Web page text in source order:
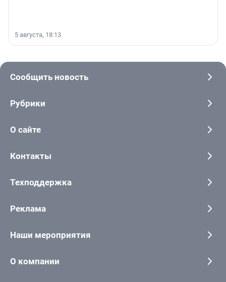
5 августа, 18:13
Сообщить новость
Рубрики
О сайте
Контакты
Техподдержка
Реклама
Наши мероприятия
О компании